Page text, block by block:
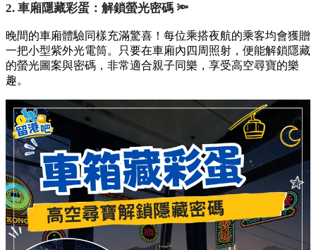
2. 車廂隱藏彩蛋：解鎖螢光密碼 🔦
晚間的車廂體驗同樣充滿驚喜！每位乘搭夜航的乘客均會獲贈
一把小型紫外光電筒。只要在車廂內四周照射，便能解鎖隱藏
的螢光圖案與密碼，非常適合親子同樂，享受高空尋寶的樂
趣。